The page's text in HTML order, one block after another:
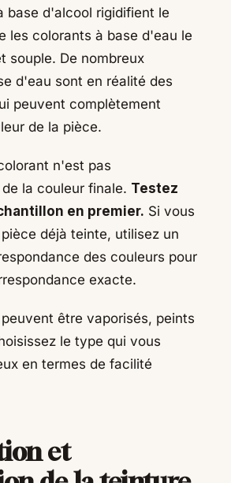
base d'alcool rigidifient le
les colorants à base d'eau le
souple. De nombreux
d'eau sont en réalité des
peuvent complètement
de la pièce.
n'est pas
la couleur finale. Testez
en premier. Si vous
déjà teinte, utilisez un
des couleurs pour
exacte.
peuvent être vaporisés, peints
le type qui vous
en termes de facilité
et